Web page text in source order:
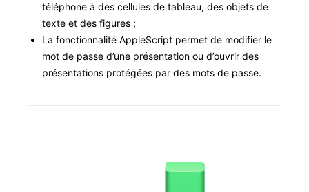
télé­phone à des cel­lules de tableau, des objets de
texte et des figures ;
La fonc­tion­nal­ité Apple­Script per­met de mod­i­fi­er le
mot de passe d’une présen­ta­tion ou d’ouvrir des
présen­ta­tions pro­tégées par des mots de passe.